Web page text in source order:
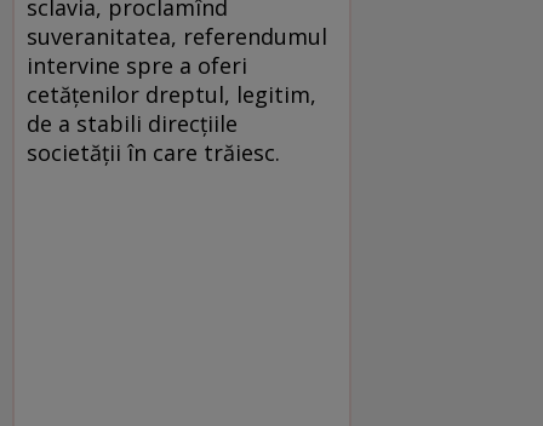
sclavia, proclamînd
suveranitatea, referendumul
intervine spre a oferi
cetăţenilor dreptul, legitim,
de a stabili direcţiile
societăţii în care trăiesc.